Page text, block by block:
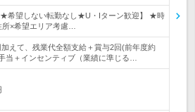
★希望しない転勤なし★U・Iターン歓迎】 ★時
×希望エリア考慮…
加えて、残業代全額支給＋賞与2回(前年度約
当＋インセンティブ（業績に準じる…